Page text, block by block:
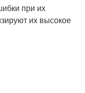
при их
их высокое